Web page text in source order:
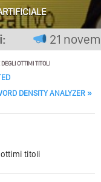
Di Valore O
Probabilmente
Politica? Il
Intervento Per
21
OTTIMI TITOLI
DENSITY ANALYZER »
ottimi titoli